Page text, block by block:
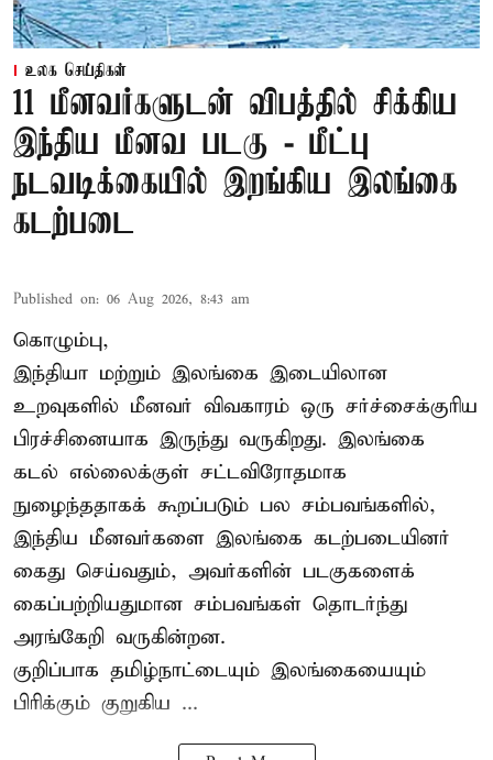
உலக செய்திகள்
11 மீனவர்களுடன் விபத்தில் சிக்கிய
இந்திய மீனவ படகு - மீட்பு
நடவடிக்கையில் இறங்கிய இலங்கை
கடற்படை
Published on: 06 Aug 2026, 8:43 am
கொழும்பு,
இந்தியா மற்றும் இலங்கை இடையிலான
உறவுகளில் மீனவர் விவகாரம் ஒரு சர்ச்சைக்குரிய
பிரச்சினையாக இருந்து வருகிறது. இலங்கை
கடல் எல்லைக்குள் சட்டவிரோதமாக
நுழைந்ததாகக் கூறப்படும் பல சம்பவங்களில்,
இந்திய மீனவர்களை இலங்கை கடற்படையினர்
கைது செய்வதும், அவர்களின் படகுகளைக்
கைப்பற்றியதுமான சம்பவங்கள் தொடர்ந்து
அரங்கேறி வருகின்றன.
குறிப்பாக தமிழ்நாட்டையும் இலங்கையையும்
பிரிக்கும் குறுகிய ...